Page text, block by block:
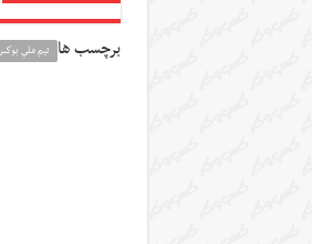
برچسب ها تيم ملي